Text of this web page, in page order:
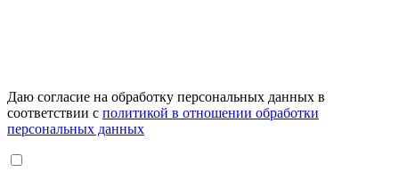
Даю согласие на обработку персональных данных в
соответствии с политикой в отношении обработки
персональных данных